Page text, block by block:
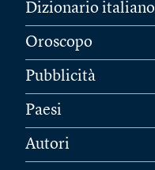
Dizionario italiano
Oroscopo
Pubblicità
Paesi
Autori